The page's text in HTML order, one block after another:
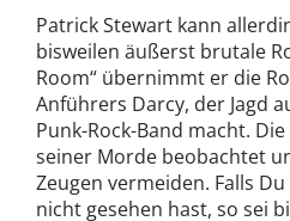
Patrick Stewart kann
bisweilen äußerst brutale
Room“ übernimmt er die
Anführers Darcy, der Jagd
Punk-Rock-Band macht.
seiner Morde beobachtet
Zeugen vermeiden. Falls
nicht gesehen hast, so sei